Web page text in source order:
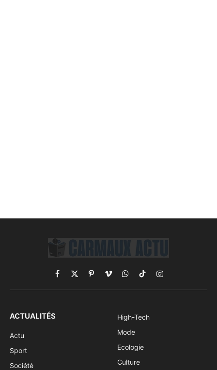
Facebook
X
(Twitter)
PinterestVimeoWhatsApp
TikTokInstagram
ACTUALITÉS
Actu
Sport
Société
High-Tech
Mode
Ecologie
Culture